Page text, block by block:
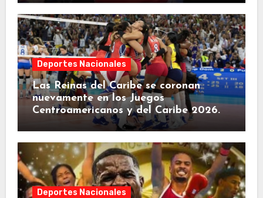
Deportes Nacionales
Las Reinas del Caribe se coronan
nuevamente en los Juegos
Centroamericanos y del Caribe 2026.
Deportes Nacionales